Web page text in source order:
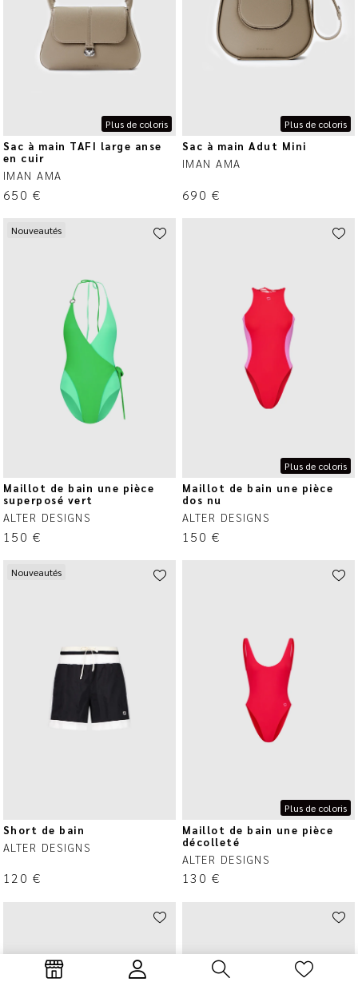
Plus de coloris
Sac à main TAFI large anse
en cuir
IMAN AMA
650 €
Plus de coloris
Sac à main Adut Mini
IMAN AMA
690 €
Nouveautés
Maillot de bain une pièce
superposé vert
ALTER DESIGNS
150 €
Plus de coloris
Maillot de bain une pièce
dos nu
ALTER DESIGNS
150 €
Nouveautés
Short de bain
ALTER DESIGNS
120 €
Plus de coloris
Maillot de bain une pièce
décolleté
ALTER DESIGNS
130 €